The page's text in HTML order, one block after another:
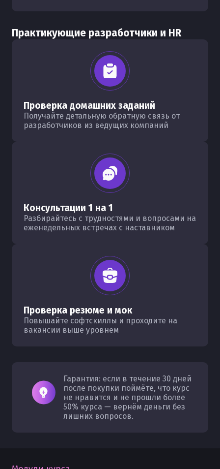
Практикующие разработчики и HR
Проверка домашних заданий
Получайте детальную обратную связь от
разработчиков из ведущих компаний
Консультации 1 на 1
Разбирайтесь с трудностями и вопросами на
еженедельных встречах с наставником
Проверка резюме и мок
Повышайте софтскиллы и проходите на
вакансии выше уровнем
Гарантия: если в течение 30 дней
после покупки поймёте, что курс
не нравится и не прошли более
50% курса — вернём деньги без
лишних вопросов.